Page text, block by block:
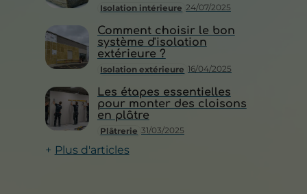
Isolation intérieure 24/07/2025
Isolation extérieure 16/04/2025
Comment choisir le bon
système d'isolation
extérieure ?
Plâtrerie 31/03/2025
Les étapes essentielles
pour monter des cloisons
en plâtre
Plus d'articles